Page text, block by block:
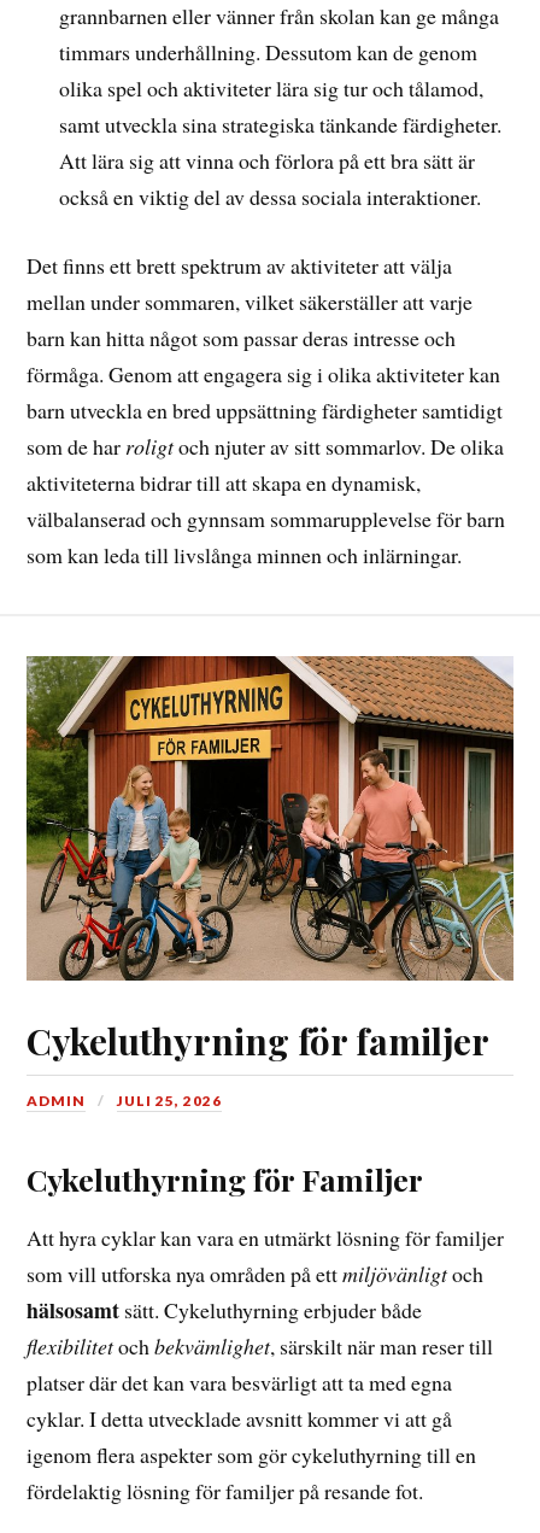
grannbarnen eller vänner från skolan kan ge många
timmars underhållning. Dessutom kan de genom
olika spel och aktiviteter lära sig tur och tålamod,
samt utveckla sina strategiska tänkande färdigheter.
Att lära sig att vinna och förlora på ett bra sätt är
också en viktig del av dessa sociala interaktioner.
Det finns ett brett spektrum av aktiviteter att välja
mellan under sommaren, vilket säkerställer att varje
barn kan hitta något som passar deras intresse och
förmåga. Genom att engagera sig i olika aktiviteter kan
barn utveckla en bred uppsättning färdigheter samtidigt
som de har roligtoch njuter av sitt sommarlov. De olika
aktiviteterna bidrar till att skapa en dynamisk,
välbalanserad och gynnsam sommarupplevelse för barn
som kan leda till livslånga minnen och inlärningar.
Cykeluthyrning för familjer
ADMIN JULI 25, 2026
Cykeluthyrning för Familjer
Att hyra cyklar kan vara en utmärkt lösning för familjer
som vill utforska nya områden på ettmiljövänligtoch
hälsosamt sätt. Cykeluthyrning erbjuder både
flexibilitetochbekvämlighet, särskilt när man reser till
platser där det kan vara besvärligt att ta med egna
cyklar. I detta utvecklade avsnitt kommer vi att gå
igenom flera aspekter som gör cykeluthyrning till en
fördelaktig lösning för familjer på resande fot.